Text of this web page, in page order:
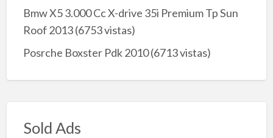
Bmw X5 3.000 Cc X-drive 35i Premium Tp Sun
Roof 2013(6753 vistas)
Posrche Boxster Pdk 2010(6713 vistas)
Sold Ads